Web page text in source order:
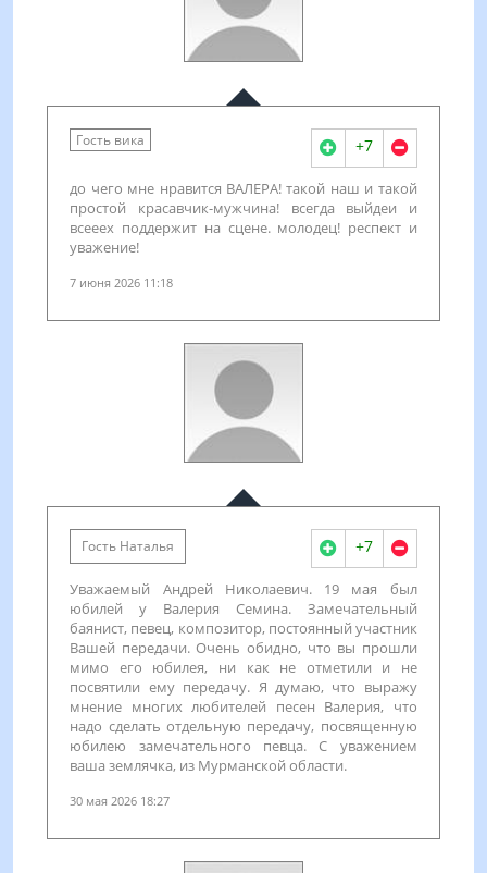
Гость вика +7
до чего мне нравится ВАЛЕРА! такой наш и такой
простой красавчик-мужчина! всегда выйдеи и
всееех поддержит на сцене. молодец! респект и
уважение!
7 июня 2026 11:18
Гость Наталья +7
Уважаемый Андрей Николаевич. 19 мая был
юбилей у Валерия Семина. Замечательный
баянист, певец, композитор, постоянный участник
Вашей передачи. Очень обидно, что вы прошли
мимо его юбилея, ни как не отметили и не
посвятили ему передачу. Я думаю, что выражу
мнение многих любителей песен Валерия, что
надо сделать отдельную передачу, посвященную
юбилею замечательного певца. С уважением
ваша землячка, из Мурманской области.
30 мая 2026 18:27